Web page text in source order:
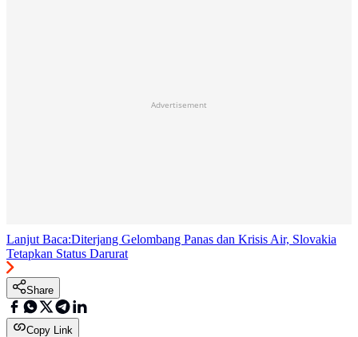
Advertisement
Lanjut Baca:Diterjang Gelombang Panas dan Krisis Air, Slovakia
Tetapkan Status Darurat
Share
Copy Link